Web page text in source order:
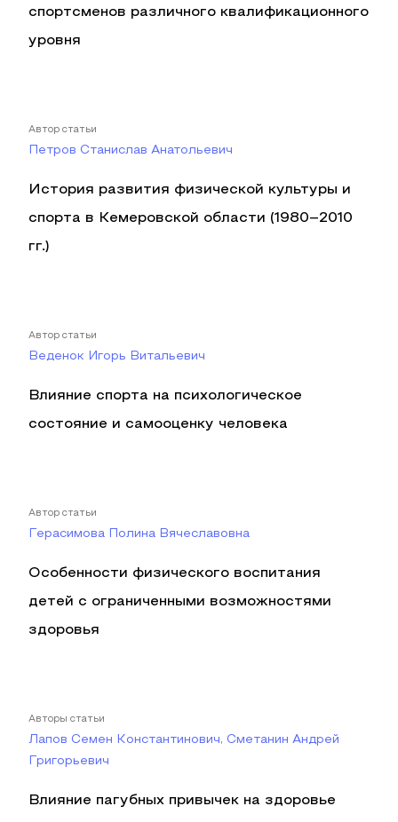
спортсменов различного квалификационного
уровня
Автор статьи
Петров Станислав Анатольевич
История развития физической культуры и
спорта в Кемеровской области (1980–2010
гг.)
Автор статьи
Веденок Игорь Витальевич
Влияние спорта на психологическое
состояние и самооценку человека
Автор статьи
Герасимова Полина Вячеславовна
Особенности физического воспитания
детей с ограниченными возможностями
здоровья
Авторы статьи
Лапов Семен Константинович, Сметанин Андрей
Григорьевич
Влияние пагубных привычек на здоровье